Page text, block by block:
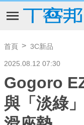
首頁 3C新品
2025.08.12 07:30
Gogoro
與「淡綠